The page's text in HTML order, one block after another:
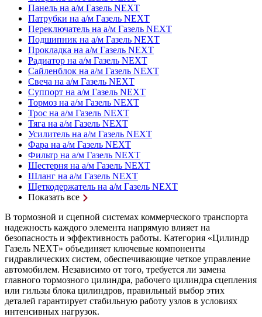
Панель на а/м Газель NEXT
Патрубки на а/м Газель NEXT
Переключатель на а/м Газель NEXT
Подшипник на а/м Газель NEXT
Прокладка на а/м Газель NEXT
Радиатор на а/м Газель NEXT
Сайленблок на а/м Газель NEXT
Свеча на а/м Газель NEXT
Суппорт на а/м Газель NEXT
Тормоз на а/м Газель NEXT
Трос на а/м Газель NEXT
Тяга на а/м Газель NEXT
Усилитель на а/м Газель NEXT
Фара на а/м Газель NEXT
Фильтр на а/м Газель NEXT
Шестерня на а/м Газель NEXT
Шланг на а/м Газель NEXT
Щеткодержатель на а/м Газель NEXT
Показать все
В тормозной и сцепной системах коммерческого транспорта
надежность каждого элемента напрямую влияет на
безопасность и эффективность работы. Категория «Цилиндр
Газель NEXT» объединяет ключевые компоненты
гидравлических систем, обеспечивающие четкое управление
автомобилем. Независимо от того, требуется ли замена
главного тормозного цилиндра, рабочего цилиндра сцепления
или гильзы блока цилиндров, правильный выбор этих
деталей гарантирует стабильную работу узлов в условиях
интенсивных нагрузок.